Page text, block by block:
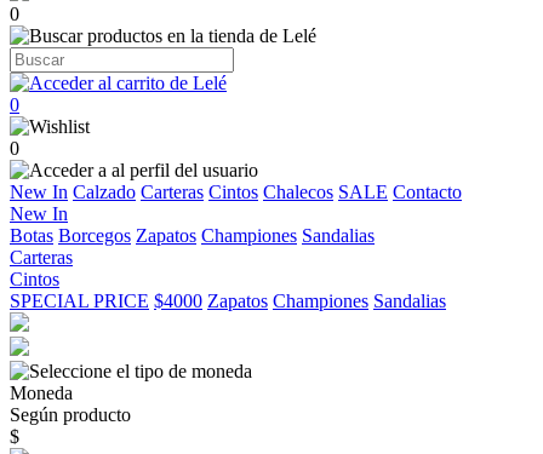
0
0
0
New In Calzado Carteras Cintos Chalecos SALE Contacto
New In
Botas Borcegos Zapatos Championes Sandalias
Carteras
Cintos
SPECIAL PRICE $4000 Zapatos Championes Sandalias
Moneda
Según producto
$